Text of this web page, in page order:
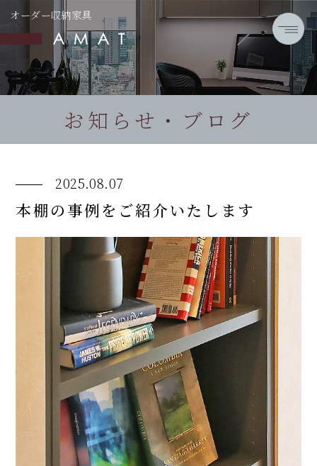
オーダー収納家具
お知らせ・ブログ
2025.08.07
本棚の事例をご紹介いたします